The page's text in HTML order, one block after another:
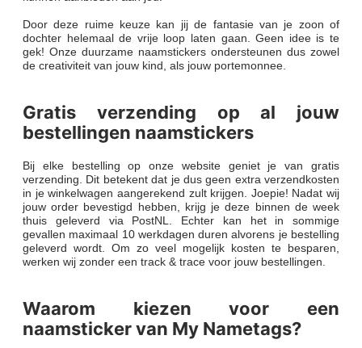
Door deze ruime keuze kan jij de fantasie van je zoon of
dochter helemaal de vrije loop laten gaan. Geen idee is te
gek! Onze duurzame naamstickers ondersteunen dus zowel
de creativiteit van jouw kind, als jouw portemonnee.
Gratis verzending op al jouw
bestellingen naamstickers
Bij elke bestelling op onze website geniet je van gratis
verzending. Dit betekent dat je dus geen extra verzendkosten
in je winkelwagen aangerekend zult krijgen. Joepie! Nadat wij
jouw order bevestigd hebben, krijg je deze binnen de week
thuis geleverd via PostNL. Echter kan het in sommige
gevallen maximaal 10 werkdagen duren alvorens je bestelling
geleverd wordt. Om zo veel mogelijk kosten te besparen,
werken wij zonder een track & trace voor jouw bestellingen.
Waarom kiezen voor een
naamsticker van My Nametags?